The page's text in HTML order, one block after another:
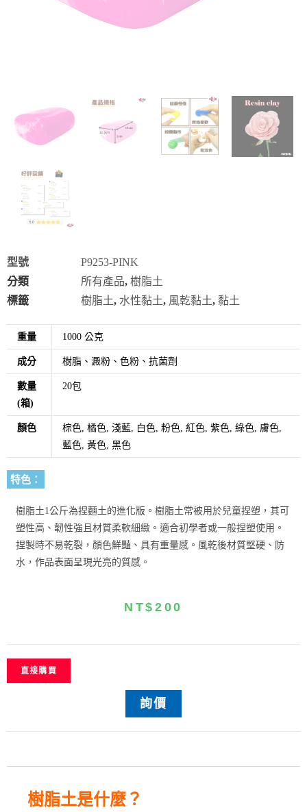
型號
P9253-PINK
分類
所有產品, 樹脂土
標籤
樹脂土, 水性黏土, 風乾黏土, 黏土
重量 1000 公克
成分 樹脂、澱粉、色粉、抗菌劑
數量
(箱)
20包
顏色
棕色, 橘色, 淺藍, 白色, 粉色, 紅色, 紫色, 綠色, 膚色,
藍色, 黃色, 黑色
特色：
樹脂土1公斤為捏麵土的進化版。樹脂土常被用於兒童捏塑，其可
塑性高、韌性強且材質柔軟細緻。 適合初學者或一般捏塑使用。
捏製時不易乾裂，顏色鮮豔、具有重量感。風乾後材質堅硬、防
水，作品表面呈現光亮的質感。
NT$ 200
直接購買
詢價
樹脂土是什麼？